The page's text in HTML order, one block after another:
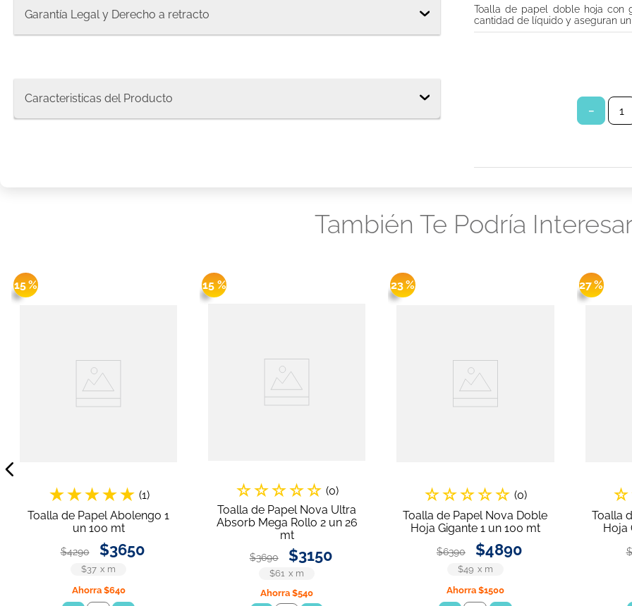
Garantía Legal y Derecho a retracto
Caracteristicas del Producto
Toalla de papel doble hoja con
cantidad de líquido y aseguran
－
También Te Podría
15 %
★★★★★ (1)
Toalla de Papel Abolengo 1
un 100 mt
$4290 $3650
$37 x m
Ahorra $640
15 %
☆☆☆☆☆ (0)
Toalla de Papel Nova Ultra
Absorb Mega Rollo 2 un 26
mt
$3690 $3150
$61 x m
Ahorra$540
23 %
☆☆☆☆☆ (0)
Toalla de Papel Nova Doble
Hoja Gigante 1 un 100 mt
$6390 $4890
$49 x m
Ahorra $1500
27 %
☆
Toalla
Hoja
$
protector diario ladysoft protección ultradelgada tela suave
9.
pañales babysec